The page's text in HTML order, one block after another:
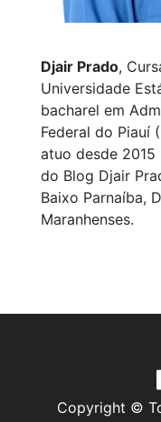
Djair Prado,
Universidade
bacharel em
Federal do Piauí
atuo desde
do Blog Djair
Baixo Parnaíba,
Maranhenses.
Copyright ©